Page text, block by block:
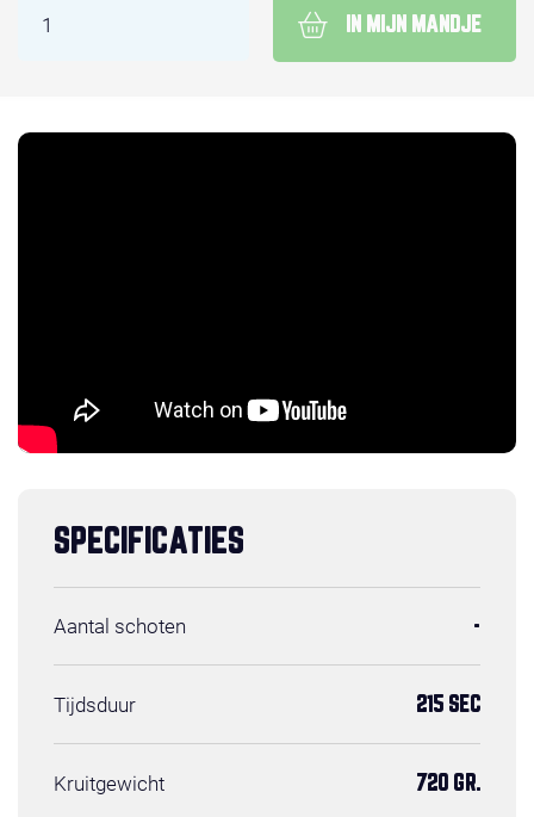
IN MIJN MANDJE
SPECIFICATIES
Aantal schoten -
Tijdsduur 215 SEC
Kruitgewicht 720 GR.